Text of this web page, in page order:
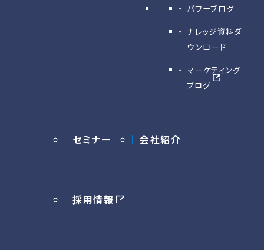
パワーブログ
ナレッジ資料ダ
ウンロード
マーケティング
ブログ
セミナー 会社紹介
採用情報